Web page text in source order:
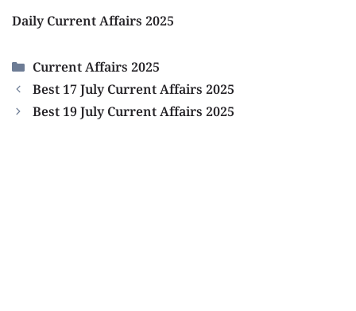
Daily Current Affairs 2025
Categories
Current Affairs 2025
Best 17 July Current Affairs 2025
Best 19 July Current Affairs 2025